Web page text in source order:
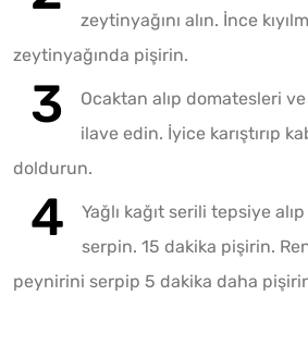
zeytinyağını alın. İnce
zeytinyağında pişirin.
Ocaktan alıp domatesleri ve
ilave edin. İyice karıştırıp
doldurun.
Yağlı kağıt serili tepsiye
serpin. 15 dakika pişirin.
peynirini serpip 5 dakika daha